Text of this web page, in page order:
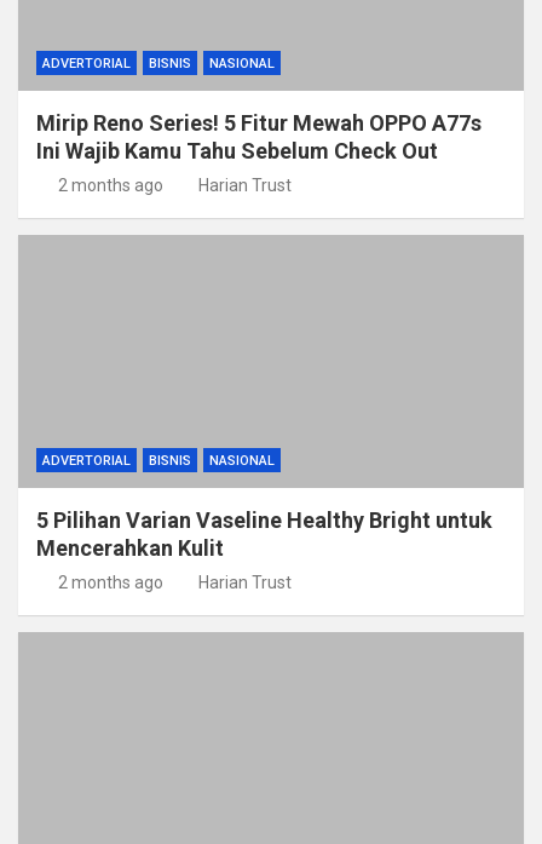
ADVERTORIAL BISNIS NASIONAL
Mirip Reno Series! 5 Fitur Mewah OPPO A77s
Ini Wajib Kamu Tahu Sebelum Check Out
2 months ago Harian Trust
ADVERTORIAL BISNIS NASIONAL
5 Pilihan Varian Vaseline Healthy Bright untuk
Mencerahkan Kulit
2 months ago Harian Trust